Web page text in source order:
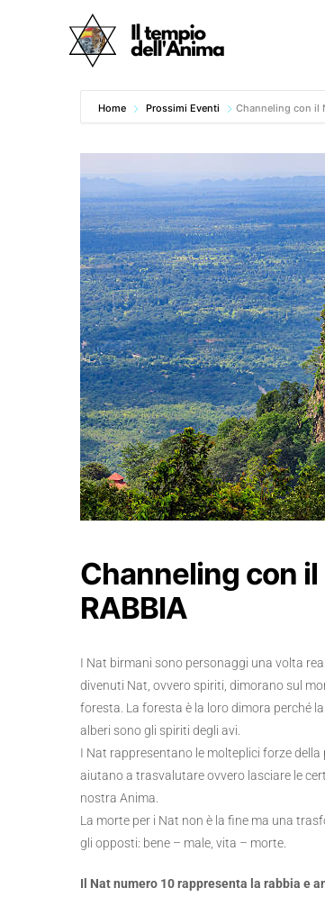
Home Prossimi Eventi Channeling con il
Channeling con il
RABBIA
I Nat birmani sono personaggi una volta
divenuti Nat, ovvero spiriti, dimorano sul
foresta. La foresta è la loro dimora perché
alberi sono gli spiriti degli avi.
I Nat rappresentano le molteplici forze
aiutano a trasvalutare ovvero lasciare le
nostra Anima.
La morte per i Nat non è la fine ma una
gli opposti: bene – male, vita – morte.
Il Nat numero 10 rappresenta la rabbia e